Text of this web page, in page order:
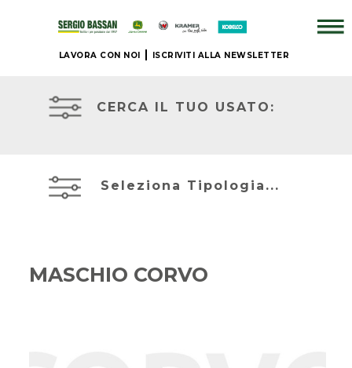
LAVORA CON NOI ISCRIVITI ALLA NEWSLETTER
NUOVO
CERCA IL TUO USATO:
Seleziona Tipologia...
MASCHIO CORVO
ATTREZZATURE
CONSEGNA